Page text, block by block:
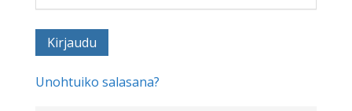
Unohtuiko salasana?